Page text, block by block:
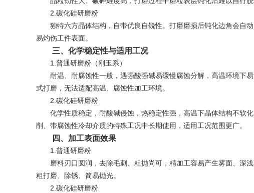
2.碳化硅研磨粉
独特六方晶体结构，自带优良自锐性。打磨磨损后钝化边角会自动
易灼伤工件表面。
三、化学稳定性与适用工况
1.普通研磨粉（刚玉系）
耐温、耐腐蚀性一般，遇强酸强碱易缓慢腐蚀分解，高温环境下易
式打磨，无法适配高温、腐蚀性加工环境。
2.碳化硅研磨粉
化学性质稳定，耐酸碱侵蚀，热稳定性强，高温下晶体结构不软化
削、带腐蚀性冷却介质的特殊工况中长期使用，适用工况范围更广。
四、加工表面效果
1.普通研磨粉
磨料刃口圆润，去除毛刺、粗抛尚可，精加工容易产生雾面、深浅
粗打磨、除锈、简易抛光。
2.碳化硅研磨粉